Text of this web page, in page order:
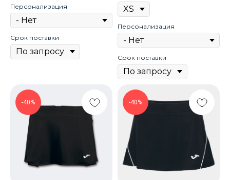
Персонализация
Срок поставки
Персонализация
Срок поставки
-40% -40%